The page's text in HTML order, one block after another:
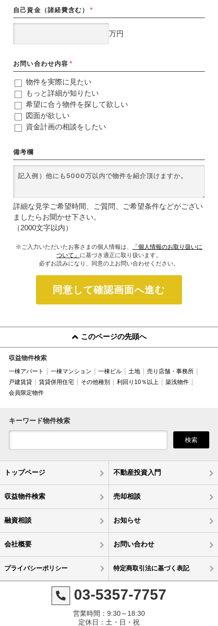
自己資金（諸経費含む） *
万円
お問い合わせ内容 *
物件を実際に見たい
もっと詳細が知りたい
希望に合う物件を探して欲しい
図面が欲しい
資金計画の相談をしたい
備考欄
詳細な見学ご希望時間、ご質問、ご希望条件などがござい
ましたらお聞かせ下さい。
（2000文字以内）
※ご入力いただいたお客さまの個人情報は、
「個人情報のお取り扱いに
ついて」 に基づき適正に取り扱います。
必ずお読みになり、同意の上お問い合わせください。
同意して確認画面へ進む
このページの先頭へ
収益物件検索
一棟アパート 一棟マンション 一棟ビル 土地
売り店舗・事務所
戸建賃貸
賃貸併用住宅 その他種別 利回り10％以上
築浅物件
会員限定物件
キーワード物件検索
検索
トップページ 不動産投資入門
収益物件検索 売却相談
融資相談 お知らせ
会社概要 お問い合わせ
プライバシーポリシー 特定商取引法に基づく表記
03-5357-7757
営業時間：9:30～18:30
定休日：土・日・祝